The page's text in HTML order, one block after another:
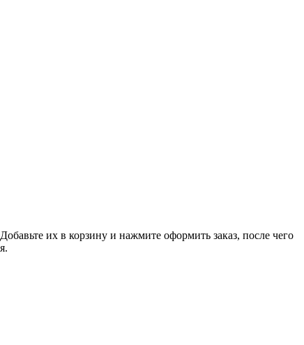
их в корзину и нажмите оформить заказ, после чего